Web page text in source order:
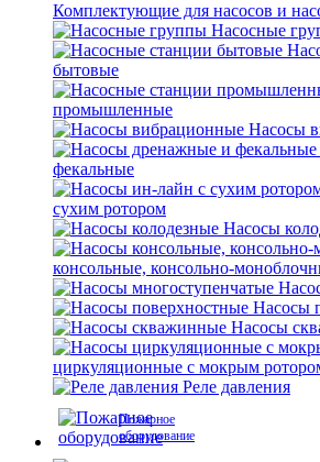
Комплектующие для насосов и
Насосные
бытовые
промышленные
Насосы
фекальные
сухим ротором
Насосы
консольные, консольно-
Насосы
Насосы
циркуляционные с мокрым
Реле давления
Пожарное
оборудование